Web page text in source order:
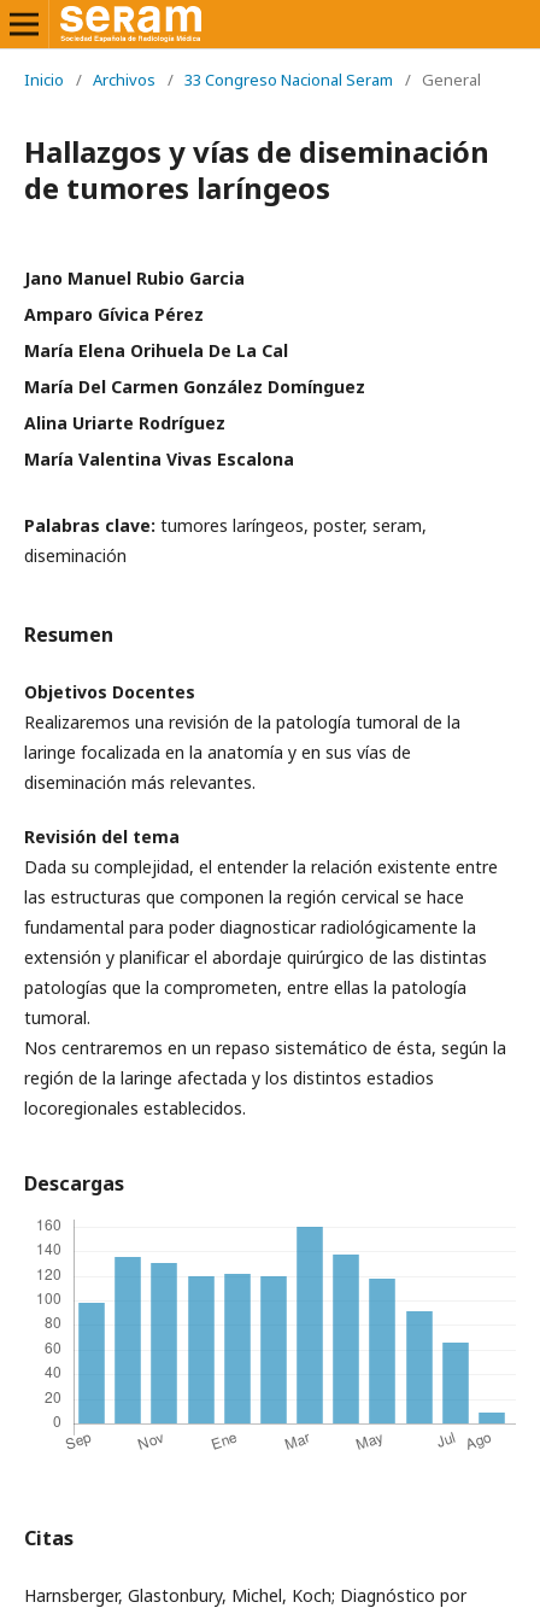
Inicio / Archivos / 33 Congreso Nacional Seram / General
Hallazgos y vías de diseminación
de tumores laríngeos
Jano Manuel Rubio Garcia
Amparo Gívica Pérez
María Elena Orihuela De La Cal
María Del Carmen González Domínguez
Alina Uriarte Rodríguez
María Valentina Vivas Escalona
Palabras clave: tumores laríngeos, poster, seram,
diseminación
Resumen
Objetivos Docentes
Realizaremos una revisión de la patología tumoral de la
laringe focalizada en la anatomía y en sus vías de
diseminación más relevantes.
Revisión del tema
Dada su complejidad, el entender la relación existente entre
las estructuras que componen la región cervical se hace
fundamental para poder diagnosticar radiológicamente la
extensión y planificar el abordaje quirúrgico de las distintas
patologías que la comprometen, entre ellas la patología
tumoral.
Nos centraremos en un repaso sistemático de ésta, según la
región de la laringe afectada y los distintos estadios
locoregionales establecidos.
Descargas
Citas
Harnsberger, Glastonbury, Michel, Koch; Diagnóstico por